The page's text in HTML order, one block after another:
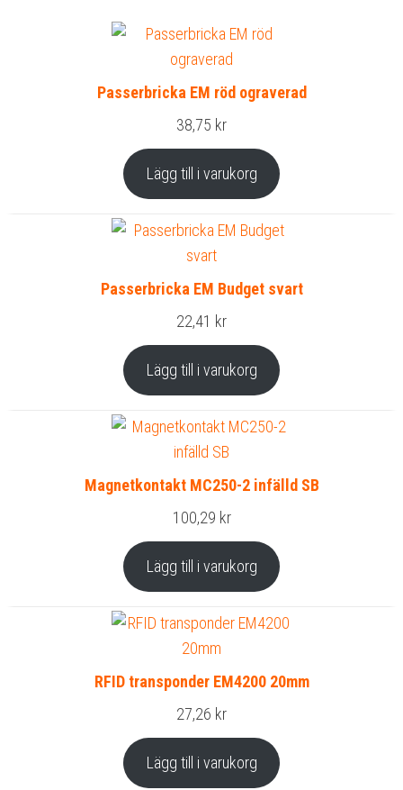
Passerbricka EM röd ograverad
38,75 kr
Lägg till i varukorg
Passerbricka EM Budget svart
22,41 kr
Lägg till i varukorg
Magnetkontakt MC250-2 infälld SB
100,29 kr
Lägg till i varukorg
RFID transponder EM4200 20mm
27,26 kr
Lägg till i varukorg